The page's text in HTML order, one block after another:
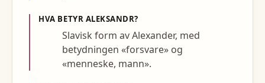
HVA BETYR ALEKSANDR?
Slavisk form av Alexander, med
betydningen «forsvare» og
«menneske, mann».